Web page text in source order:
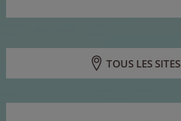
TOUS LES SITES